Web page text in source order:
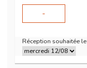
-
Réception souhaitée le